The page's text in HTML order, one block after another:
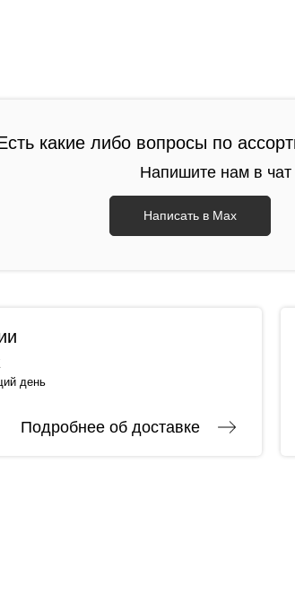
какие либо вопросы по
Напишите нам в
Написать в Max
день
Подробнее об доставке